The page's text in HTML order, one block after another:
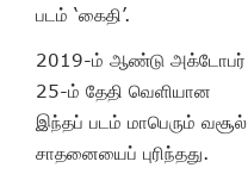
படம் ‘கைதி’.
2019-ம் ஆண்டு அக்டோபர்
25-ம் தேதி வெளியான
இந்தப் படம் மாபெரும் வசூல்
சாதனையைப் புரிந்தது.